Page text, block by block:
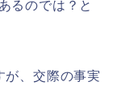
るのでは？と
が、交際の事実